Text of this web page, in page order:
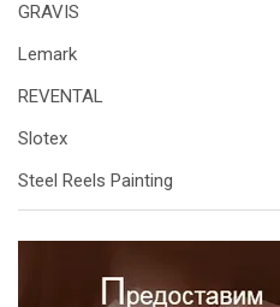
GRAVIS
Lemark
REVENTAL
Slotex
Steel Reels Painting